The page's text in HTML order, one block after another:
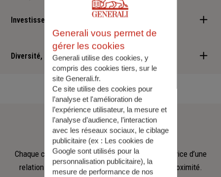
Investisseur responsable
Nous sommes convaincus qu'il est possible d'allier performance
financière et retombées positives : cette vision est au cœur des
services que nous vous proposons.
Diversité, Equité, Inclusion
Nous faisons de la diversité, de l'équité et de l'inclusion un
engagement quotidien.
Notreéquipe
Chaque collaborateur met son savoir‑faire au service d’une
relation fondée sur l’écoute, la confiance et la proximité.
Generali vous permet de
gérer les cookies
Generali utilise des cookies, y
compris des cookies tiers, sur le
site Generali.fr.
Ce site utilise des cookies pour
l’analyse et l'amélioration de
l’expérience utilisateur, la mesure et
l’analyse d’audience, l’interaction
avec les réseaux sociaux, le ciblage
publicitaire (ex : Les cookies de
Google sont utilisés pour la
personnalisation publicitaire), la
mesure de performance de nos